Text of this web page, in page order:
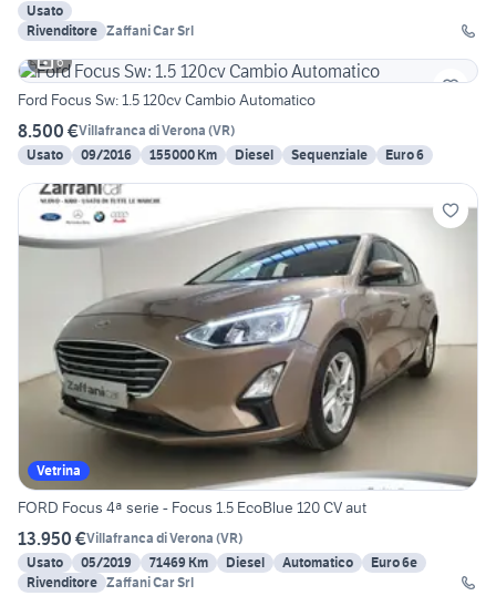
Usato
Rivenditore Zaffani Car Srl
6
Ford Focus Sw: 1.5 120cv Cambio Automatico
8.500 €Villafranca di Verona (VR)
Usato
09/2016 155000 Km Diesel Sequenziale Euro 6
Vetrina
FORD Focus 4ª serie - Focus 1.5 EcoBlue 120 CV aut
13.950 €Villafranca di Verona (VR)
Usato
05/2019 71469 Km Diesel Automatico
Euro 6e
Rivenditore Zaffani Car Srl